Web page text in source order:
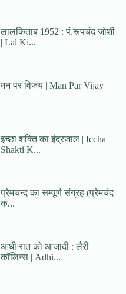
लालकिताब 1952 : पं.रूपचंद जोशी
| Lal Ki...
मन पर विजय | Man Par Vijay
इच्छा शक्ति का इंद्रजाल | Iccha
Shakti K...
प्रेमचन्द का सम्पूर्ण संग्रह (प्रेमचंद
क...
आधी रात को आजादी : लैरी
कॉलिन्स | Adhi...